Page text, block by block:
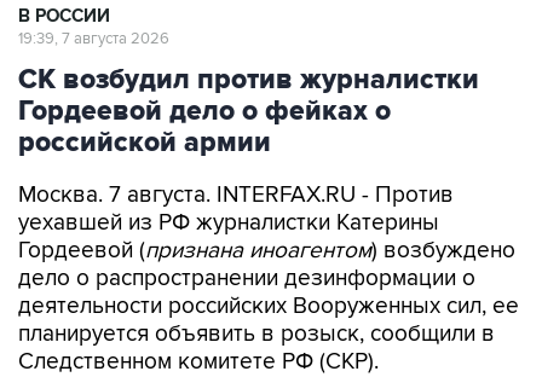
В РОССИИ
19:39, 7 августа 2026
СК возбудил против журналистки
Гордеевой дело о фейках о
российской армии
Москва. 7 августа. INTERFAX.RU - Против
уехавшей из РФ журналистки Катерины
Гордеевой (признана иноагентом) возбуждено
дело о распространении дезинформации о
деятельности российских Вооруженных сил, ее
планируется объявить в розыск, сообщили в
Следственном комитете РФ (СКР).